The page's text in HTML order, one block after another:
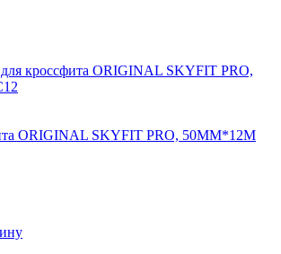
ORIGINAL SKYFIT PRO, 50MM*12M